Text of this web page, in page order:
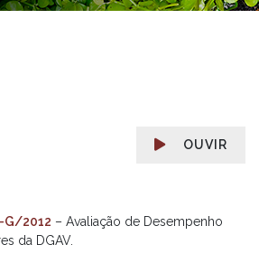
OUVIR
G/2012 – Avaliação de Desempenho
da DGAV.